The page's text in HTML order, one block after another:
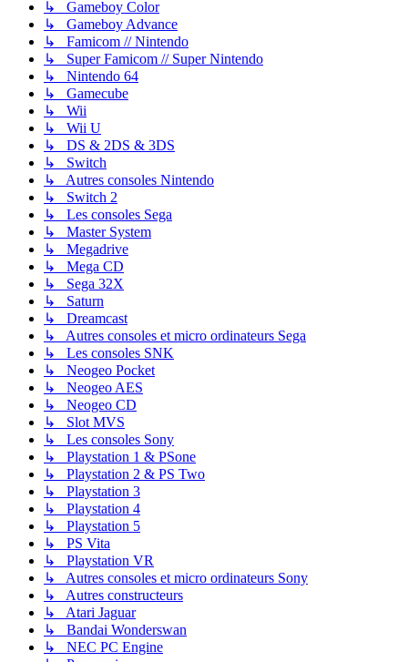
↳ Gameboy Color
↳ Gameboy Advance
↳ Famicom // Nintendo
↳ Super Famicom // Super Nintendo
↳ Nintendo 64
↳ Gamecube
↳ Wii
↳ Wii U
↳ DS & 2DS & 3DS
↳ Switch
↳ Autres consoles Nintendo
↳ Switch 2
↳ Les consoles Sega
↳ Master System
↳ Megadrive
↳ Mega CD
↳ Sega 32X
↳ Saturn
↳ Dreamcast
↳ Autres consoles et micro ordinateurs Sega
↳ Les consoles SNK
↳ Neogeo Pocket
↳ Neogeo AES
↳ Neogeo CD
↳ Slot MVS
↳ Les consoles Sony
↳ Playstation 1 & PSone
↳ Playstation 2 & PS Two
↳ Playstation 3
↳ Playstation 4
↳ Playstation 5
↳ PS Vita
↳ Playstation VR
↳ Autres consoles et micro ordinateurs Sony
↳ Autres constructeurs
↳ Atari Jaguar
↳ Bandai Wonderswan
↳ NEC PC Engine